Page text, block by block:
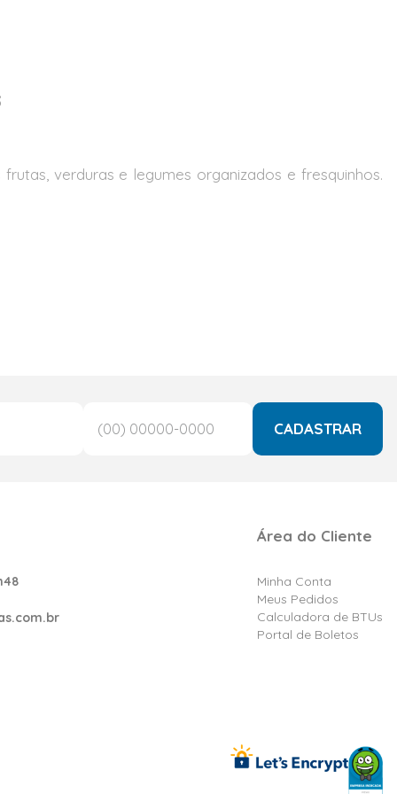
verduras e legumes organizados e fresquinhos.
CADASTRAR
Área do Cliente
Minha Conta
Meus Pedidos
Calculadora de BTUs
Portal de Boletos